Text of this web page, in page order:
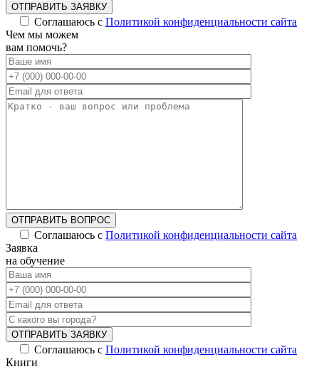
ОТПРАВИТЬ ЗАЯВКУ
Соглашаюсь с Политикой конфиденциальности сайта
Чем мы можем
вам помочь?
ОТПРАВИТЬ ВОПРОС
Соглашаюсь с Политикой конфиденциальности сайта
Заявка
на обучение
ОТПРАВИТЬ ЗАЯВКУ
Соглашаюсь с Политикой конфиденциальности сайта
Книги